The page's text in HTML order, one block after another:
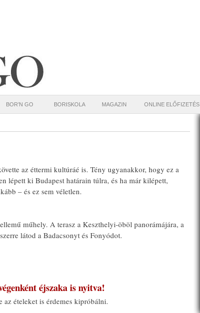
BOR’N GO BORISKOLA MAGAZIN ONLINE ELŐFIZETÉS
az éttermi kultúráé is. Tény ugyanakkor, hogy ez a
lépett ki Budapest határain túlra, és ha már kilépett,
– és ez sem véletlen.
műhely. A terasz a Keszthelyi-öböl panorámájára, a
látod a Badacsonyt és Fonyódot.
éjszaka is nyitva!
az ételeket is érdemes kipróbálni.